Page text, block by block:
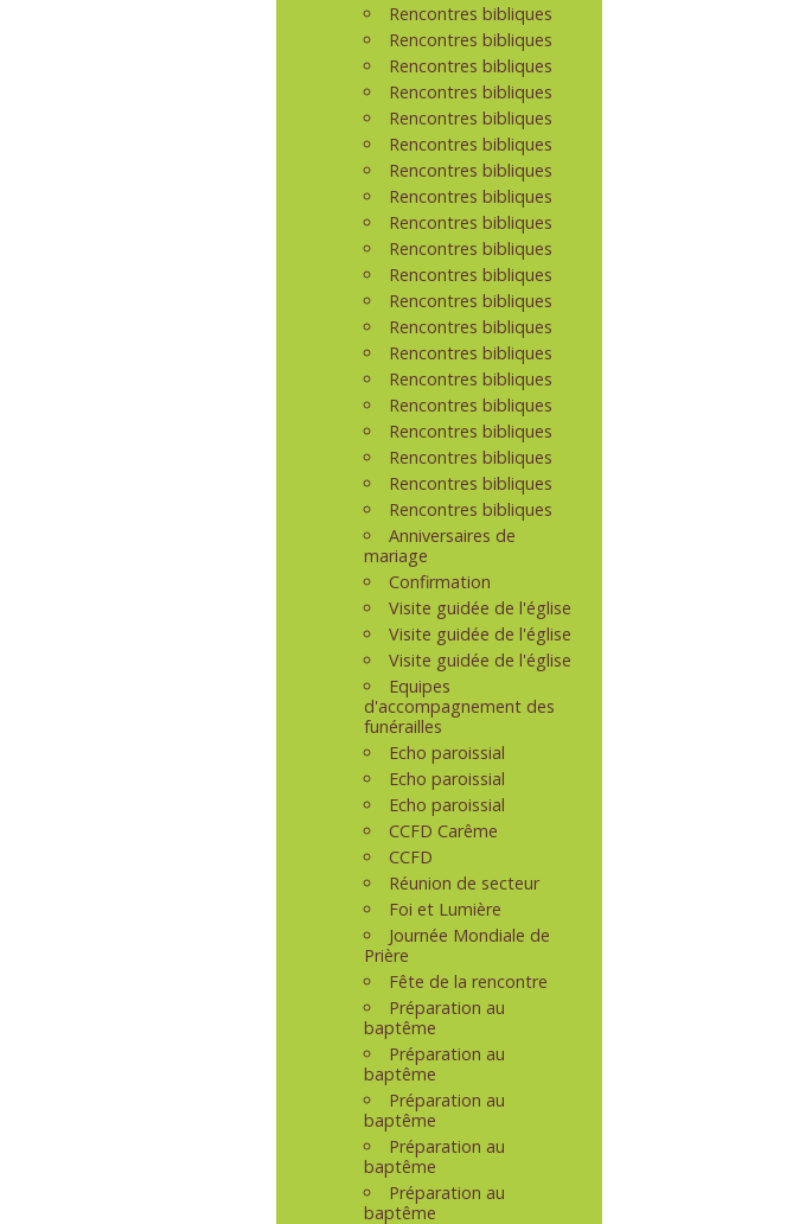
Rencontres bibliques
Rencontres bibliques
Rencontres bibliques
Rencontres bibliques
Rencontres bibliques
Rencontres bibliques
Rencontres bibliques
Rencontres bibliques
Rencontres bibliques
Rencontres bibliques
Rencontres bibliques
Rencontres bibliques
Rencontres bibliques
Rencontres bibliques
Rencontres bibliques
Rencontres bibliques
Rencontres bibliques
Rencontres bibliques
Rencontres bibliques
Rencontres bibliques
Anniversaires de
mariage
Confirmation
Visite guidée de l'église
Visite guidée de l'église
Visite guidée de l'église
Equipes
d'accompagnement des
funérailles
Echo paroissial
Echo paroissial
Echo paroissial
CCFD Carême
CCFD
Réunion de secteur
Foi et Lumière
Journée Mondiale de
Prière
Fête de la rencontre
Préparation au
baptême
Préparation au
baptême
Préparation au
baptême
Préparation au
baptême
Préparation au
baptême